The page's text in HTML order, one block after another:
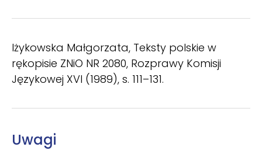
Iżykowska Małgorzata, Teksty polskie w
rękopisie ZNiO NR 2080, Rozprawy Komisji
Językowej XVI (1989), s. 111–131.
Uwagi